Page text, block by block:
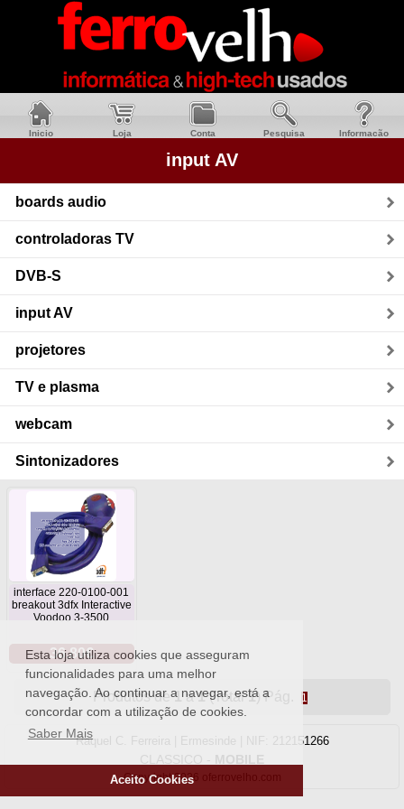
Esta loja utiliza cookies que asseguram
funcionalidades para uma melhor
navegação. Ao continuar a navegar, está a
concordar com a utilização de cookies.
Saber Mais
Aceito Cookies
Inicio Loja Conta Pesquisa Informacão
input AV
boards audio
controladoras TV
DVB-S
input AV
projetores
TV e plasma
webcam
Sintonizadores
interface 220-0100-001
breakout 3dfx Interactive
Voodoo 3-3500
36.80€
Produtos de1 a1(Total1) Pág. 1
Raquel C. Ferreira | Ermesinde | NIF: 212151266
CLASSICO - MOBILE
Copyright 2026 oferrovelho.com